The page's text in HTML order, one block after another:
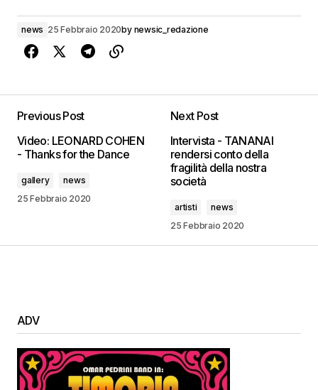
news 25 Febbraio 2020by newsic_redazione
Previous Post
Video: LEONARD COHEN
- Thanks for the Dance
gallery
news
25 Febbraio 2020
Next Post
Intervista - TANANAI
rendersi conto della
fragilità della nostra
società
artisti
news
25 Febbraio 2020
ADV